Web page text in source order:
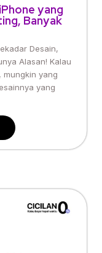
yang
Banyak
Desain,
Alasan! Kalau
mungkin yang
yang